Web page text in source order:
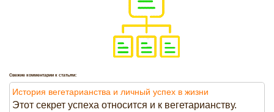
Свежие комментарии к статьям:
История вегетарианства и личный успех в жизни
Этот секрет успеха относится и к вегетарианству.